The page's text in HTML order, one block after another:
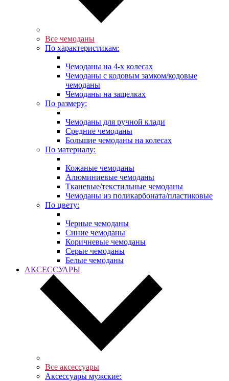
Все чемоданы
По характеристикам:
Чемоданы на 4-х колесах
Чемоданы с кодовым замком/кодовые
чемоданы
Чемоданы на защелках
По размеру:
Чемоданы для ручной клади
Средние чемоданы
Большие чемоданы на колесах
По материалу:
Кожаные чемоданы
Алюминиевые чемоданы
Тканевые/текстильные чемоданы
Чемоданы из поликарбоната/пластиковые
По цвету:
Черные чемоданы
Синие чемоданы
Коричневые чемоданы
Серые чемоданы
Белые чемоданы
АКСЕССУАРЫ
Все аксессуары
Аксессуары мужские: